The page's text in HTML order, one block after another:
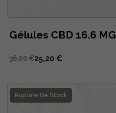
Gélules CBD 16.6 MG
25,20 €
36,00 €
Rupture De Stock